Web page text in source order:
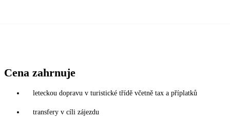
Cena zahrnuje
leteckou dopravu v turistické třídě včetně tax a příplatků
transfery v cíli zájezdu